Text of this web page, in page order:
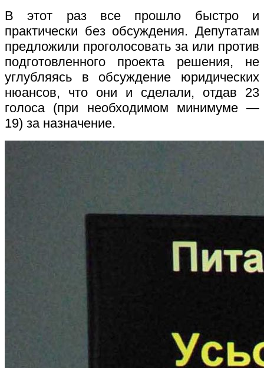
В этот раз все прошло быстро и
практически без обсуждения. Депутатам
предложили проголосовать за или против
подготовленного проекта решения, не
углубляясь в обсуждение юридических
нюансов, что они и сделали, отдав 23
голоса (при необходимом минимуме —
19) за назначение.